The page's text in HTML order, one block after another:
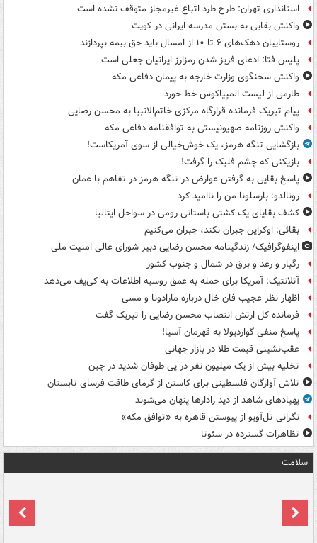
استانداری تهران: طرح طرد اتباع غیرمجاز متوقف نشده است
واکنش بقایی به بستن مدرسه ایرانی در کویت
روستاییان دهک‌های ۶ تا ۱۰ از امسال باید حق بیمه بپردازند
پلیس فتا: ادعای فریز شدن رمزارز ایرانیان جعلی است
واکنش سخنگوی وزارت خارجه به پیمان دفاعی مکه
طارمی از لیست المپیاکوس خط خورد
پیام تبریک فرمانده قرارگاه مرکزی خاتم‌الانبیا به محسن رضایی
واکنش روزنامه صهیونیستی به توافقنامه دفاعی مکه
بازگشایی تنگه هرمز، یک خوش‌خیالی از سوی آمریکاست!
بازیکنی که چشم فلیک را گرفت!
پاسخ بقایی به گرفتن عوارض در تنگه هرمز در تفاهم با عمان
رونالدو: بارسلونا من را ناامید کرد
کشف بقایای یک کشتی باستانی رومی در سواحل ایتالیا
بقائی: اوکراین جبران نکند، جبران می‌کنیم
اینفوگرافیک/ زندگینامه محسن رضایی دبیر شورای عالی امنیت‌ ملی
رگبار و رعد و برق در شمال و جنوب کشور
آتلانتیک: آمریکا برای حمله به عمق روسیه اطلاعات به کی‌یف می‌دهد
اظهار نظر عجیب فان خال درباره مارادونا و مسی
فرمانده کل ارتش انتصاب محسن رضایی را تبریک گفت
پاسخ منفی گواردیولا به قهرمان آسیا!
عقب‌نشینی قیمت طلا در بازار جهانی
تخلیه بیش از یک میلیون نفر در پی طوفان شدید در چین
تلاش آوارگان فلسطینی برای کاستن از گرمای طاقت فرسای تابستان
پهپادهای شاهد از دید رادارها پنهان می‌شوند
نگرانی تل‌آویو از پیوستن قاهره به «توافق مکه»
تظاهرات گسترده در سئوتا
سلامت